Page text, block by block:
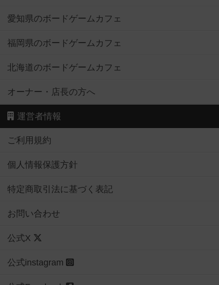
愛知県のボードゲームカフェ
福岡県のボードゲームカフェ
北海道のボードゲームカフェ
オーナー・店長の方へ
運営者情報
ご利用規約
個人情報保護方針
特定商取引法に基づく表記
お問い合わせ
公式X
公式instagram